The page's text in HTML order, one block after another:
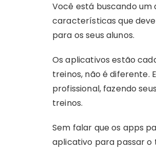
Você está buscando
características que
para os seus alunos.
Os aplicativos estão
treinos, não é diferente.
profissional, fazendo
treinos.
Sem falar que os apps
aplicativo para passar